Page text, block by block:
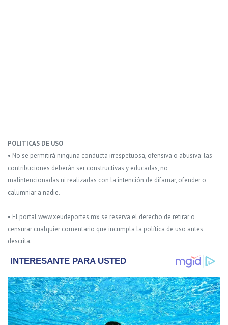
POLITICAS DE USO
• No se permitirá ninguna conducta irrespetuosa, ofensiva o abusiva: las
contribuciones deberán ser constructivas y educadas, no
malintencionadas ni realizadas con la intención de difamar, ofender o
calumniar a nadie.
• El portal www.xeudeportes.mx se reserva el derecho de retirar o
censurar cualquier comentario que incumpla la política de uso antes
descrita.